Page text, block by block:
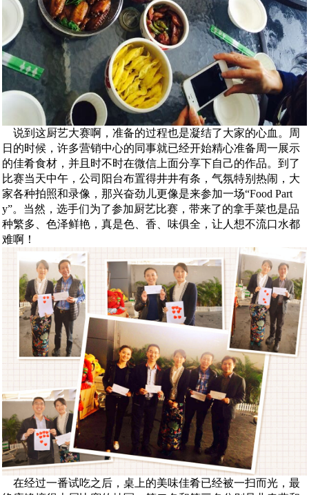
说到这厨艺大赛啊，准备的过程也是凝结了大家的心血。周
日的时候，许多营销中心的同事就已经开始精心准备周一展示
的佳肴食材，并且时不时在微信上面分享下自己的作品。到了
比赛当天中午，公司阳台布置得井井有条，气氛特别热闹，大
家各种拍照和录像，那兴奋劲儿更像是来参加一场“Food Part
y”。当然，选手们为了参加厨艺比赛，带来了的拿手菜也是品
种繁多、色泽鲜艳，真是色、香、味俱全，让人想不流口水都
难啊！
在经过一番试吃之后，桌上的美味佳肴已经被一扫而光，最